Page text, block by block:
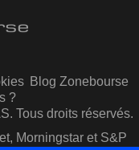
Blog Zonebourse
?
Tous droits réservés.
Morningstar et S&P